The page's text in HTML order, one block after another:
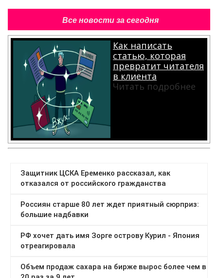
Все новости за сегодня
Как написать
статью, которая
превратит читателя
в клиента
Читать подробнее